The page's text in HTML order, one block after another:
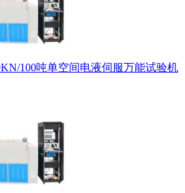
100吨单空间电液伺服万能试验机